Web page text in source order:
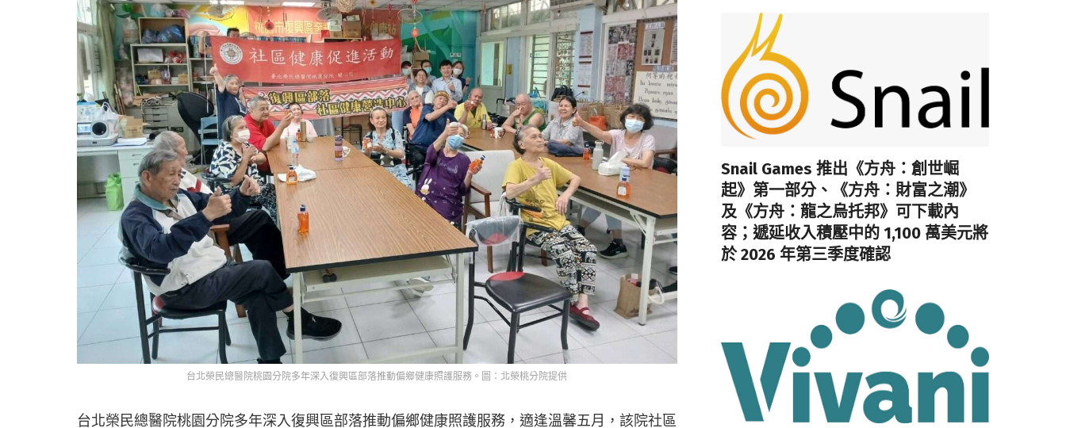
台北榮民總醫院桃園分院多年深入復興區部落推動偏鄉健康照護服務。圖：北榮桃分院提供
台北榮民總醫院桃園分院多年深入復興區部落推動偏鄉健康照護服務，適逢溫馨五月，該院社區
Snail Games 推出《方舟：創世崛
起》第一部分、《方舟：財富之潮》
及《方舟：龍之烏托邦》可下載內
容；遞延收入積壓中的 1,100 萬美元將
於 2026 年第三季度確認